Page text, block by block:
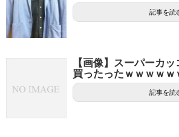
記事を読
【画像】スーパーカ
買ったったｗｗｗｗｗ
記事を読